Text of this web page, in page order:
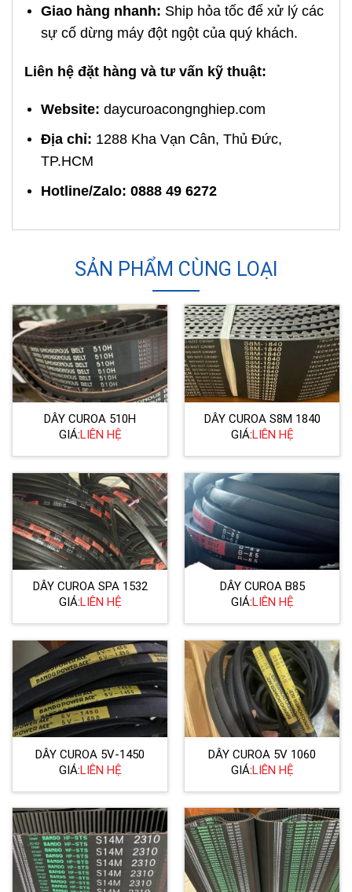
Giao hàng nhanh: Ship hỏa tốc để xử lý các
sự cố dừng máy đột ngột của quý khách.
Liên hệ đặt hàng và tư vấn kỹ thuật:
Website: daycuroacongnghiep.com
Địa chỉ: 1288 Kha Vạn Cân, Thủ Đức,
TP.HCM
Hotline/Zalo: 0888 49 6272
SẢN PHẨM CÙNG LOẠI
DÂY CUROA 510H
GIÁ:LIÊN HỆ
DÂY CUROA S8M 1840
GIÁ:LIÊN HỆ
DÂY CUROA SPA 1532
GIÁ:LIÊN HỆ
DÂY CUROA B85
GIÁ:LIÊN HỆ
DÂY CUROA 5V-1450
GIÁ:LIÊN HỆ
DÂY CUROA 5V 1060
GIÁ:LIÊN HỆ